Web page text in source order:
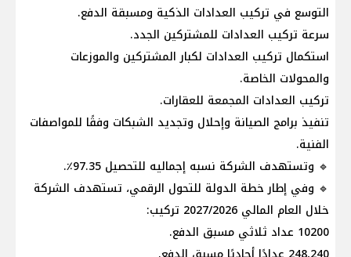
التوسع في تركيب العدادات الذكية ومسبقة الدفع.
سرعة تركيب العدادات للمشتركين الجدد.
استكمال تركيب العدادات لكبار المشتركين والموزعات
والمحولات الخاصة.
تركيب العدادات المجمعة للعقارات.
تنفيذ برامج الصيانة وإحلال وتجديد الشبكات وفقًا للمواصفات
الفنية.
🔹 وتستهدف الشركة نسبه إجماليه للتحصيل 97.35٪.
🔹 وفي إطار خطة الدولة للتحول الرقمي، تستهدف الشركة
خلال العام المالي 2027/2026 تركيب:
10200 عداد ثلاثي مسبق الدفع.